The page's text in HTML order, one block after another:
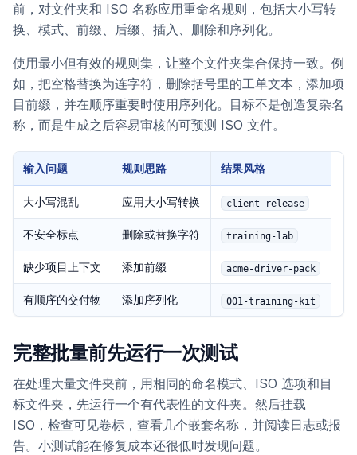
前，对文件夹和 ISO 名称应用重命名规则，包括大小写转
换、模式、前缀、后缀、插入、删除和序列化。
使用最小但有效的规则集，让整个文件夹集合保持一致。例
如，把空格替换为连字符，删除括号里的工单文本，添加项
目前缀，并在顺序重要时使用序列化。目标不是创造复杂名
称，而是生成之后容易审核的可预测 ISO 文件。
输入问题 规则思路 结果风格
大小写混乱 应用大小写转换 client-release
不安全标点 删除或替换字符 training-lab
缺少项目上下文 添加前缀 acme-driver-pack
有顺序的交付物 添加序列化 001-training-kit
完整批量前先运行一次测试
在处理大量文件夹前，用相同的命名模式、ISO 选项和目
标文件夹，先运行一个有代表性的文件夹。然后挂载
ISO，检查可见卷标，查看几个嵌套名称，并阅读日志或报
告。小测试能在修复成本还很低时发现问题。